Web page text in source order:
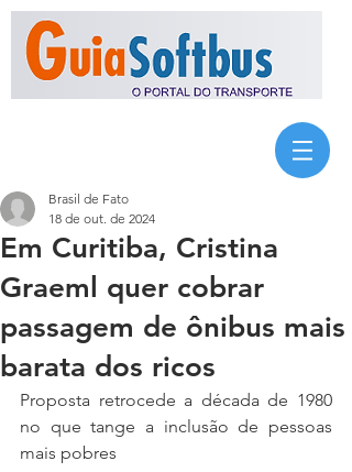
Em Curitiba, Cristina
Graeml quer cobrar
passagem de ônibus mais
barata dos ricos
Brasil de Fato
18 de out. de 2024
Proposta retrocede a década de 1980
no que tange a inclusão de pessoas
mais pobres